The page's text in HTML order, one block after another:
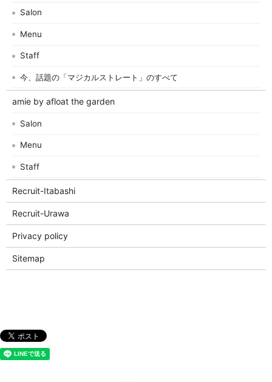
Salon
Menu
Staff
今、話題の「マジカルストレート」のすべて
amie by afloat the garden
Salon
Menu
Staff
Recruit-Itabashi
Recruit-Urawa
Privacy policy
Sitemap